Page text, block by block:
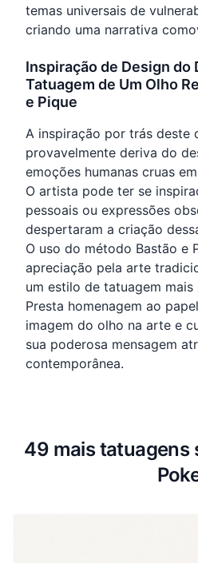
temas universais de
criando uma narrativa
Inspiração de Design do
Tatuagem de Um Olho
e Pique
A inspiração por trás deste
provavelmente deriva do
emoções humanas cruas
O artista pode ter se
pessoais ou expressões
despertaram a criação
O uso do método Bastão e
apreciação pela arte
um estilo de tatuagem mais
Presta homenagem ao
imagem do olho na arte e
sua poderosa mensagem
contemporânea.
49 mais tatuagens